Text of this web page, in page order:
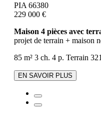
PIA 66380
229 000 €
Maison 4 pièces avec
projet de terrain + maison
85 m² 3 ch. 4 p. Terrain
EN SAVOIR PLUS